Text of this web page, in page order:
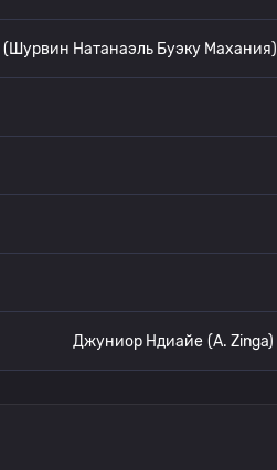
(Шурвин Натанаэль Буэку Махания)
(A. Zinga)
Джуниор Ндиайе